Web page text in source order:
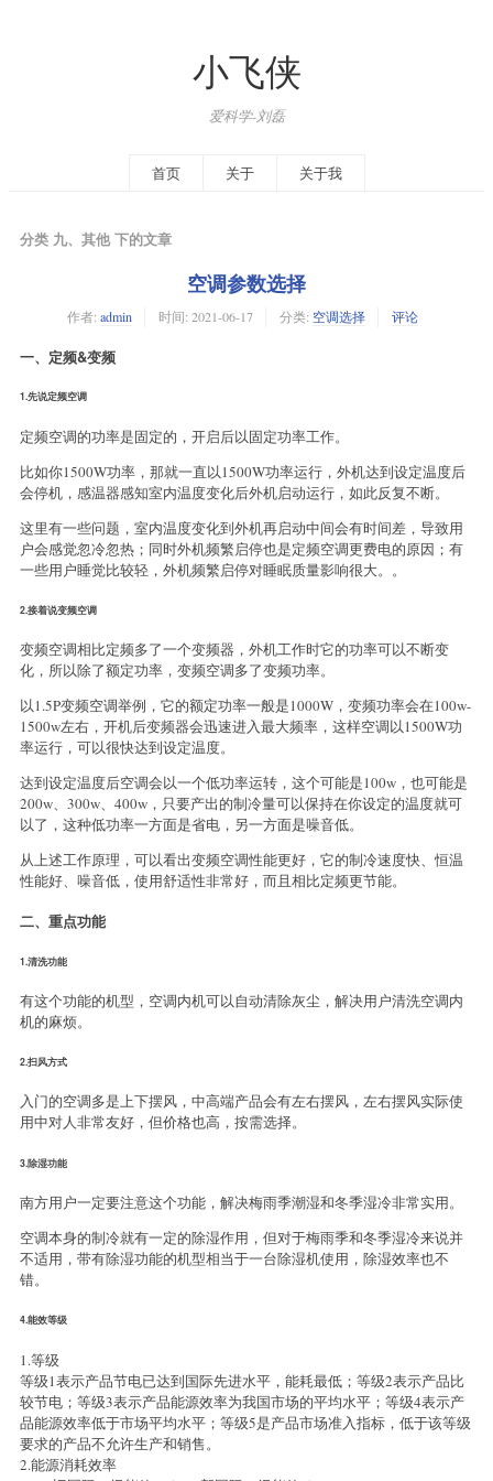
小飞侠
爱科学-刘磊
首页 关于 关于我
分类 九、其他 下的文章
空调参数选择
作者: admin 时间: 2021-06-17 分类: 空调选择 评论
一、定频&变频
1.先说定频空调
定频空调的功率是固定的，开启后以固定功率工作。
比如你1500W功率，那就一直以1500W功率运行，外机达到设定温度后
会停机，感温器感知室内温度变化后外机启动运行，如此反复不断。
这里有一些问题，室内温度变化到外机再启动中间会有时间差，导致用
户会感觉忽冷忽热；同时外机频繁启停也是定频空调更费电的原因；有
一些用户睡觉比较轻，外机频繁启停对睡眠质量影响很大。。
2.接着说变频空调
变频空调相比定频多了一个变频器，外机工作时它的功率可以不断变
化，所以除了额定功率，变频空调多了变频功率。
以1.5P变频空调举例，它的额定功率一般是1000W，变频功率会在100w-
1500w左右，开机后变频器会迅速进入最大频率，这样空调以1500W功
率运行，可以很快达到设定温度。
达到设定温度后空调会以一个低功率运转，这个可能是100w，也可能是
200w、300w、400w，只要产出的制冷量可以保持在你设定的温度就可
以了，这种低功率一方面是省电，另一方面是噪音低。
从上述工作原理，可以看出变频空调性能更好，它的制冷速度快、恒温
性能好、噪音低，使用舒适性非常好，而且相比定频更节能。
二、重点功能
1.清洗功能
有这个功能的机型，空调内机可以自动清除灰尘，解决用户清洗空调内
机的麻烦。
2.扫风方式
入门的空调多是上下摆风，中高端产品会有左右摆风，左右摆风实际使
用中对人非常友好，但价格也高，按需选择。
3.除湿功能
南方用户一定要注意这个功能，解决梅雨季潮湿和冬季湿冷非常实用。
空调本身的制冷就有一定的除湿作用，但对于梅雨季和冬季湿冷来说并
不适用，带有除湿功能的机型相当于一台除湿机使用，除湿效率也不
错。
4.能效等级
1.等级
等级1表示产品节电已达到国际先进水平，能耗最低；等级2表示产品比
较节电；等级3表示产品能源效率为我国市场的平均水平；等级4表示产
品能源效率低于市场平均水平；等级5是产品市场准入指标，低于该等级
要求的产品不允许生产和销售。
2.能源消耗效率